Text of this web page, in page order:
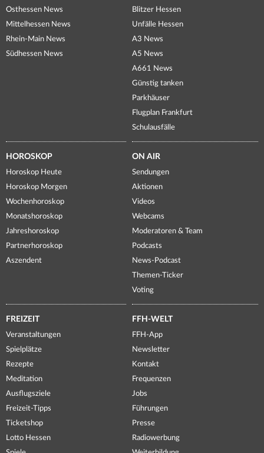
Osthessen News
Mittelhessen News
Rhein-Main News
Südhessen News
Blitzer Hessen
Unfälle Hessen
A3 News
A5 News
A661 News
Günstig tanken
Parkhäuser
Flugplan Frankfurt
Schulausfälle
HOROSKOP
Horoskop Heute
Horoskop Morgen
Wochenhoroskop
Monatshoroskop
Jahreshoroskop
Partnerhoroskop
Aszendent
ON AIR
Sendungen
Aktionen
Videos
Webcams
Moderatoren & Team
Podcasts
News-Podcast
Themen-Ticker
Voting
FREIZEIT
Veranstaltungen
Spielplätze
Rezepte
Meditation
Ausflugsziele
Freizeit-Tipps
Ticketshop
Lotto Hessen
FFH-WELT
FFH-App
Newsletter
Kontakt
Frequenzen
Jobs
Führungen
Presse
Radiowerbung